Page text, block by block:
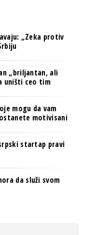
„Zeka protiv
„briljantan, ali
uništi ceo tim
mogu da vam
motivisani
startap pravi
da služi svom